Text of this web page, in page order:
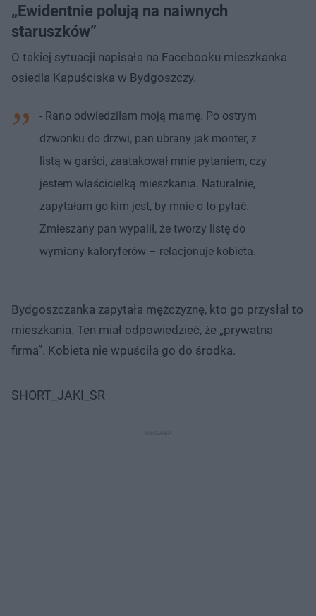
„Ewidentnie polują na naiwnych
staruszków”
O takiej sytuacji napisała na Facebooku mieszkanka
osiedla Kapuściska w Bydgoszczy.
- Rano odwiedziłam moją mamę. Po ostrym
dzwonku do drzwi, pan ubrany jak monter, z
listą w garści, zaatakował mnie pytaniem, czy
jestem właścicielką mieszkania. Naturalnie,
zapytałam go kim jest, by mnie o to pytać.
Zmieszany pan wypalił, że tworzy listę do
wymiany kaloryferów – relacjonuje kobieta.
Bydgoszczanka zapytała mężczyznę, kto go przysłał to
mieszkania. Ten miał odpowiedzieć, że „prywatna
firma”. Kobieta nie wpuściła go do środka.
SHORT_JAKI_SR